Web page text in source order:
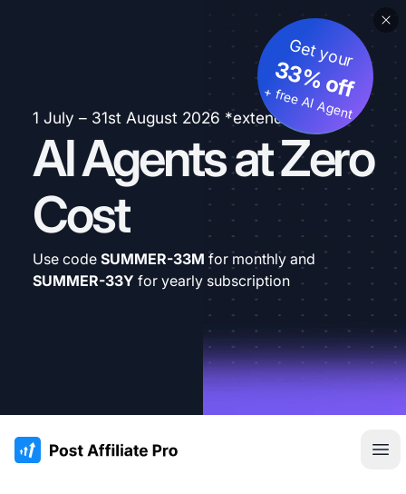
1 July – 31st August 2026 *extended
AI Agents at Zero
Cost
Get your
33% off
+ free AI Agent
Use code SUMMER-33M for monthly and
SUMMER-33Y for yearly subscription
:site.title